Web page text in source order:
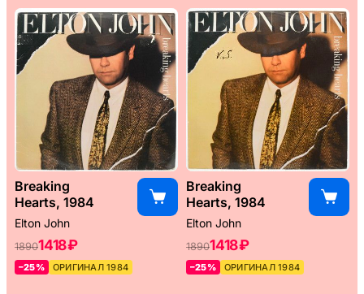
Breaking
Hearts, 1984
Elton John
18901418 ₽
–25% ОРИГИНАЛ 1984
Breaking
Hearts, 1984
Elton John
18901418 ₽
–25% ОРИГИНАЛ 1984